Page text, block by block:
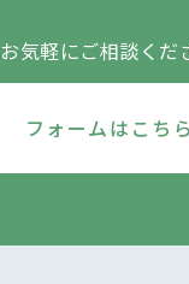
お気軽にご相談くだ
フォームはこちら